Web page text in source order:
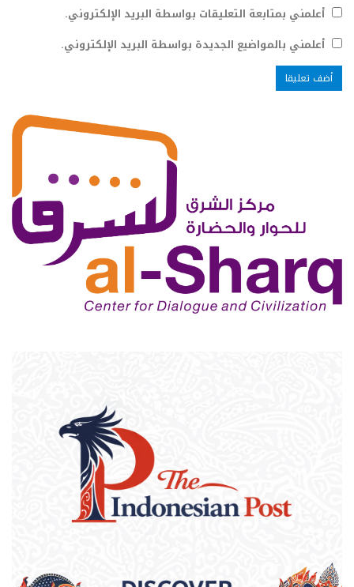
أعلمني بمتابعة التعليقات بواسطة البريد الإلكتروني.
أعلمني بالمواضيع الجديدة بواسطة البريد الإلكتروني.